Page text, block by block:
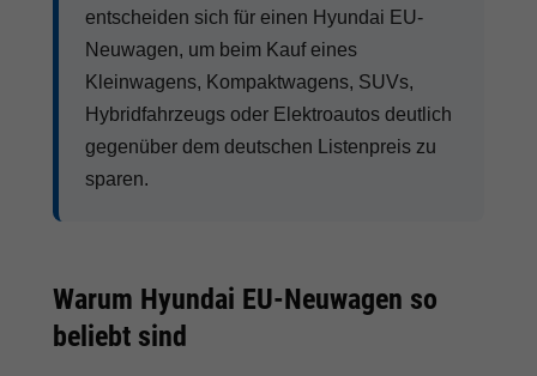
entscheiden sich für einen Hyundai EU-
Neuwagen, um beim Kauf eines
Kleinwagens, Kompaktwagens, SUVs,
Hybridfahrzeugs oder Elektroautos deutlich
gegenüber dem deutschen Listenpreis zu
sparen.
Warum Hyundai EU-Neuwagen so
beliebt sind